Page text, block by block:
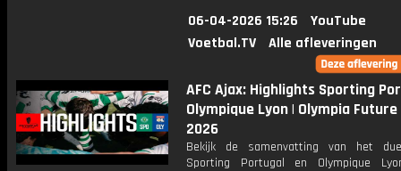
06-04-2026 15:26
YouTube
Voetbal.TV
Alle afleveringen
AFC Ajax: Highlights Sporting
Olympique Lyon | Olympia Future
2026
Bekijk de samenvatting van het
Sporting Portugal en Olympique